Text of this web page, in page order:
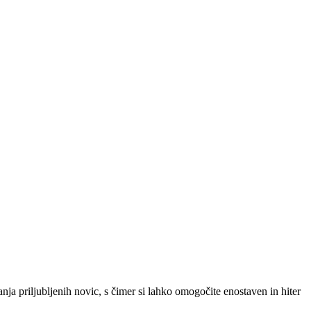
priljubljenih novic, s čimer si lahko omogočite enostaven in hiter